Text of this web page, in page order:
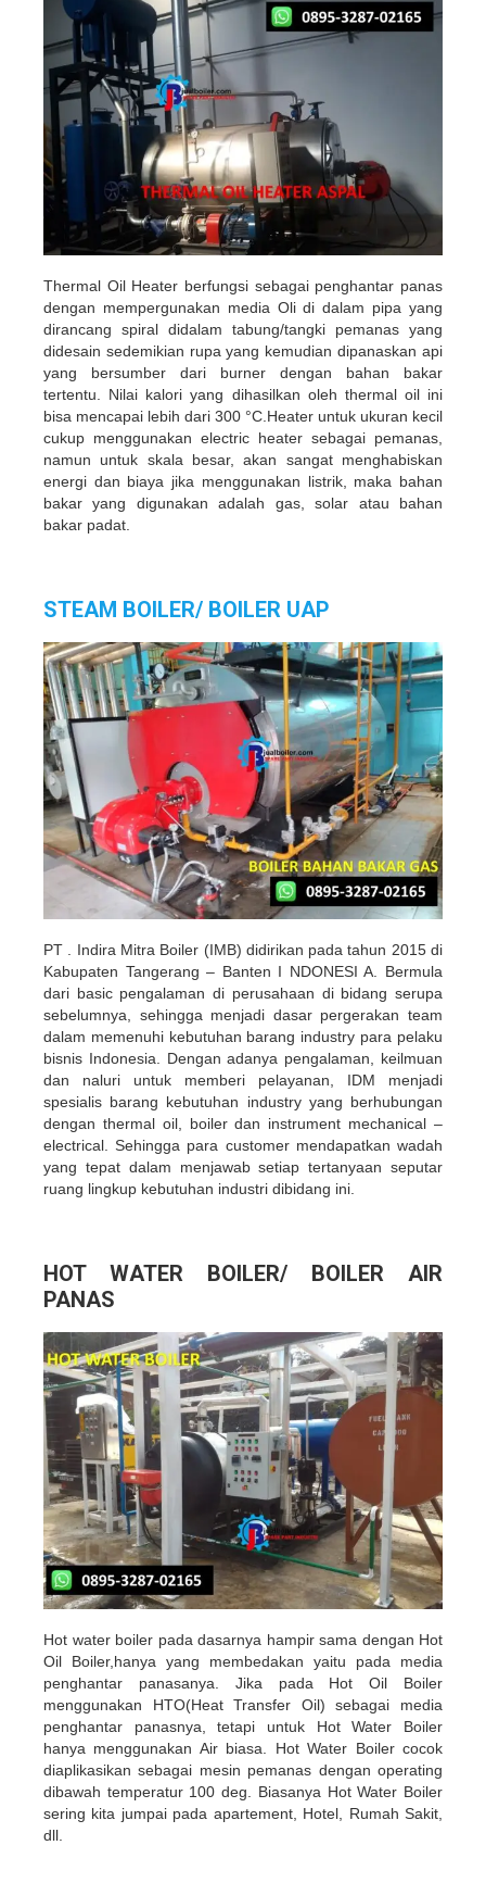
Thermal Oil Heater berfungsi sebagai penghantar panas
dengan mempergunakan media Oli di dalam pipa yang
dirancang spiral didalam tabung/tangki pemanas yang
didesain sedemikian rupa yang kemudian dipanaskan api
yang bersumber dari burner dengan bahan bakar
tertentu. Nilai kalori yang dihasilkan oleh thermal oil ini
bisa mencapai lebih dari 300 °C.Heater untuk ukuran kecil
cukup menggunakan electric heater sebagai pemanas,
namun untuk skala besar, akan sangat menghabiskan
energi dan biaya jika menggunakan listrik, maka bahan
bakar yang digunakan adalah gas, solar atau bahan
bakar padat.
STEAM BOILER/ BOILER UAP
PT . Indira Mitra Boiler (IMB) didirikan pada tahun 2015 di
Kabupaten Tangerang – Banten I NDONESI A. Bermula
dari basic pengalaman di perusahaan di bidang serupa
sebelumnya, sehingga menjadi dasar pergerakan team
dalam memenuhi kebutuhan barang industry para pelaku
bisnis Indonesia. Dengan adanya pengalaman, keilmuan
dan naluri untuk memberi pelayanan, IDM menjadi
spesialis barang kebutuhan industry yang berhubungan
dengan thermal oil, boiler dan instrument mechanical –
electrical. Sehingga para customer mendapatkan wadah
yang tepat dalam menjawab setiap tertanyaan seputar
ruang lingkup kebutuhan industri dibidang ini.
HOT WATER BOILER/ BOILER AIR
PANAS
Hot water boiler pada dasarnya hampir sama dengan Hot
Oil Boiler,hanya yang membedakan yaitu pada media
penghantar panasanya. Jika pada Hot Oil Boiler
menggunakan HTO(Heat Transfer Oil) sebagai media
penghantar panasnya, tetapi untuk Hot Water Boiler
hanya menggunakan Air biasa. Hot Water Boiler cocok
diaplikasikan sebagai mesin pemanas dengan operating
dibawah temperatur 100 deg. Biasanya Hot Water Boiler
sering kita jumpai pada apartement, Hotel, Rumah Sakit,
dll.